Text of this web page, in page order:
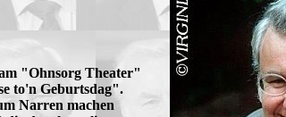
"Ohnsorg Theater"
to'n Geburtsdag".
Narren machen